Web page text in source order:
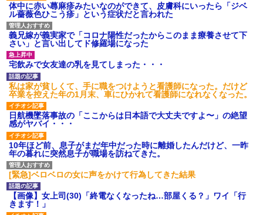
体中に赤い蕁麻疹みたいなのができて、皮膚科にいったら「ジベ
ル薔薇色ひこう疹」という症状だと言われた
義兄嫁が義実家で「コロナ陽性だったからこのまま療養させて下
さい」と言い出してド修羅場になった
宅飲みで女友達の乳を見てしまった・・・
私は家が貧しくて、手に職をつけようと看護師になった。だけど
卒業を控えた年の1月末、車にひかれて看護師になれなくなった。
日航機墜落事故の「ここからは日本語で大丈夫ですよ〜」の絶望
感がヤバイ・・・
10年ほど前、息子がまだ年中だった時に離婚したんだけど、一昨
年の暮れに突然息子が職場を訪ねてきた。
[緊急]ベロベロの女に声をかけて行為してきた結果
【画像】女上司(30)「終電なくなったね…部屋くる？」ワイ「行
きます！」